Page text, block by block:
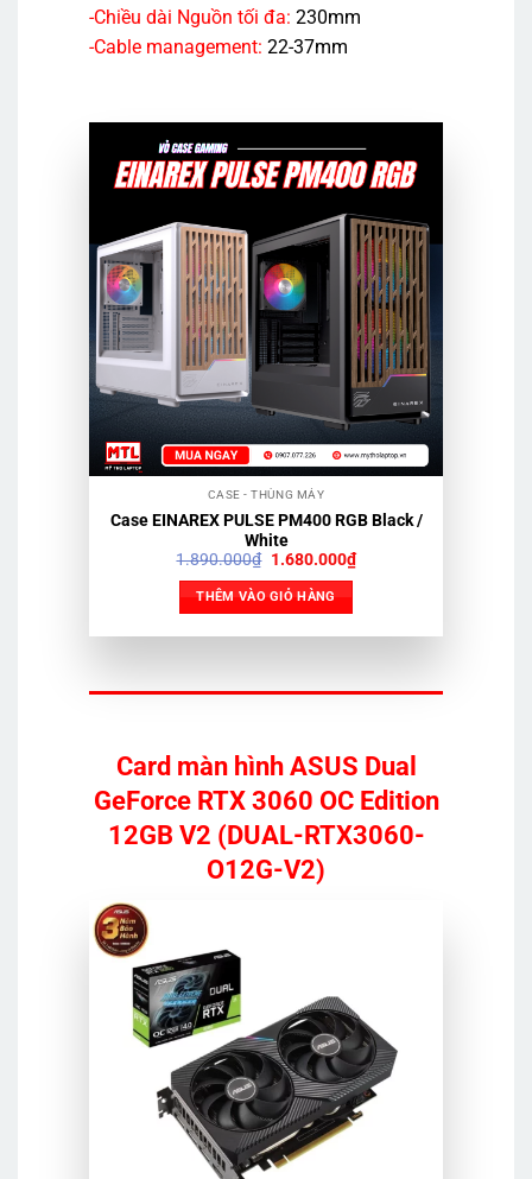
-Chiều dài Nguồn tối đa: 230mm
-Cable management: 22-37mm
CASE - THÙNG MÁY
Case EINAREX PULSE PM400 RGB Black /
White
1.890.000₫ Giá
là:
1.890.000₫.
1.680.000₫Giá
hiện
THÊM VÀO GIỎ HÀNG
Card màn hình ASUS Dual
GeForce RTX 3060 OC Edition
12GB V2 (DUAL-RTX3060-
O12G-V2)